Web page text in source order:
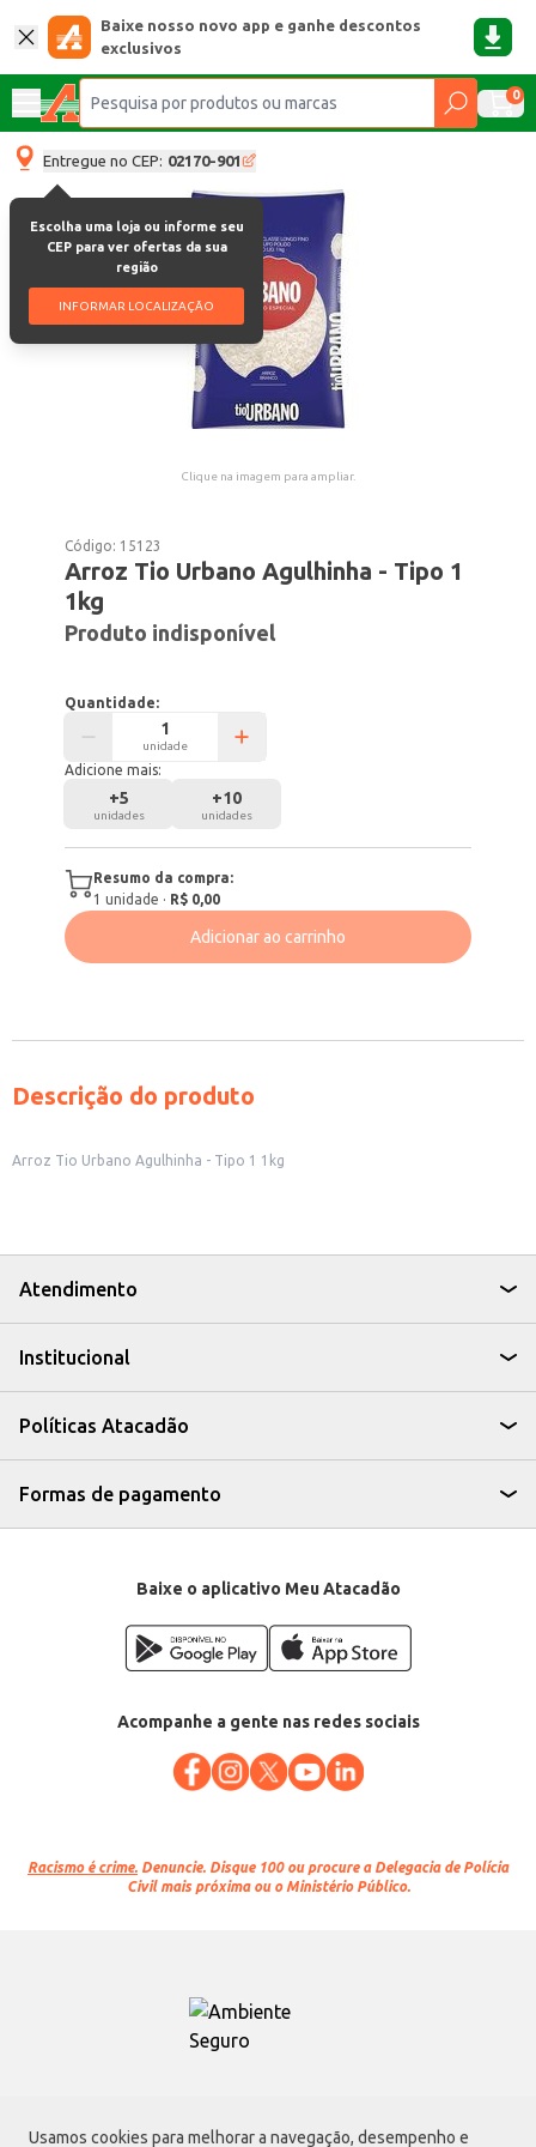
Usamos cookies para melhorar a navegação, desempenho e
Baixe nosso novo app e ganhe descontos
exclusivos
0
Entregue no CEP: 02170-901
Escolha uma loja ou informe seu
CEP para ver ofertas da sua
região
INFORMAR LOCALIZAÇÃO
Clique na imagem para ampliar.
Código: 15123
Arroz Tio Urbano Agulhinha - Tipo 1
1kg
Produto indisponível
Quantidade:
unidade
Adicione mais:
+5
unidades
+10
unidades
Resumo da compra:
1 unidade · R$ 0,00
Adicionar ao carrinho
Descrição do produto
Arroz Tio Urbano Agulhinha - Tipo 1 1kg
Atendimento
Institucional
Políticas Atacadão
Formas de pagamento
Baixe o aplicativo Meu Atacadão
Acompanhe a gente nas redes sociais
Racismo é crime. Denuncie. Disque 100 ou procure a Delegacia de Polícia
Civil mais próxima ou o Ministério Público.
Atacadão S.A.